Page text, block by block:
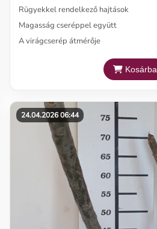
Rügyekkel rendelkező hajtások
Magasság cseréppel együtt
A virágcserép átmérője
Kosárba
24.04.2026 06:44